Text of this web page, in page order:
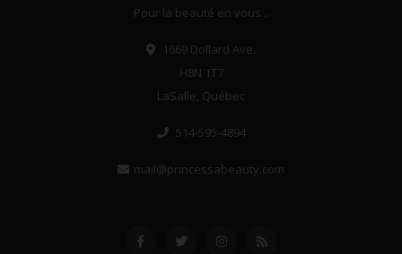
Pour la beauté en vous...
1669 Dollard Ave.
H8N 1T7
LaSalle, Québec
514-595-4894
mail@princessabeauty.com